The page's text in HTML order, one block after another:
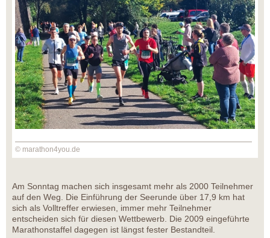
© marathon4you.de
Am Sonntag machen sich insgesamt mehr als 2000 Teilnehmer
auf den Weg. Die Einführung der Seerunde über 17,9 km hat
sich als Volltreffer erwiesen, immer mehr Teilnehmer
entscheiden sich für diesen Wettbewerb. Die 2009 eingeführte
Marathonstaffel dagegen ist längst fester Bestandteil.